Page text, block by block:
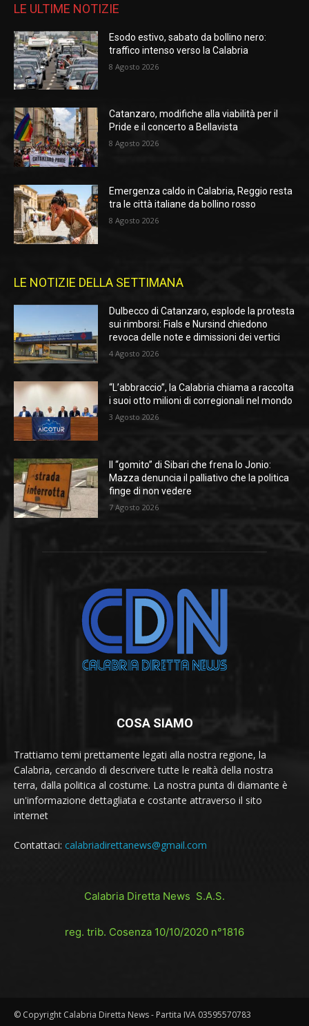
LE ULTIME NOTIZIE
Esodo estivo, sabato da bollino nero:
traffico intenso verso la Calabria
8 Agosto 2026
Catanzaro, modifiche alla viabilità per il
Pride e il concerto a Bellavista
8 Agosto 2026
Emergenza caldo in Calabria, Reggio resta
tra le città italiane da bollino rosso
8 Agosto 2026
LE NOTIZIE DELLA SETTIMANA
Dulbecco di Catanzaro, esplode la protesta
sui rimborsi: Fials e Nursind chiedono
revoca delle note e dimissioni dei vertici
4 Agosto 2026
“L’abbraccio”, la Calabria chiama a raccolta
i suoi otto milioni di corregionali nel mondo
3 Agosto 2026
Il “gomito” di Sibari che frena lo Jonio:
Mazza denuncia il palliativo che la politica
finge di non vedere
7 Agosto 2026
COSA SIAMO
Trattiamo temi prettamente legati alla nostra regione, la
Calabria, cercando di descrivere tutte le realtà della nostra
terra, dalla politica al costume. La nostra punta di diamante è
un'informazione dettagliata e costante attraverso il sito
internet
Contattaci: calabriadirettanews@gmail.com
Calabria Diretta News S.A.S.
reg. trib. Cosenza 10/10/2020 n°1816
© Copyright Calabria Diretta News - Partita IVA 03595570783